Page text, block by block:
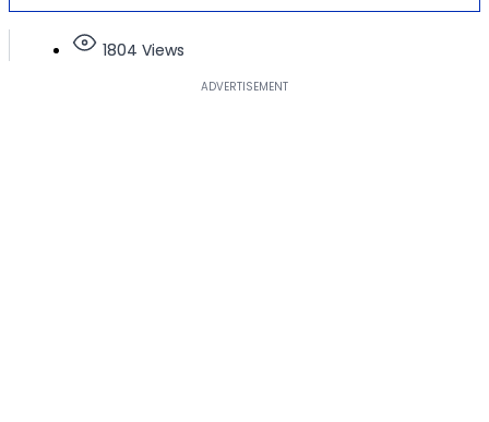
1804 Views